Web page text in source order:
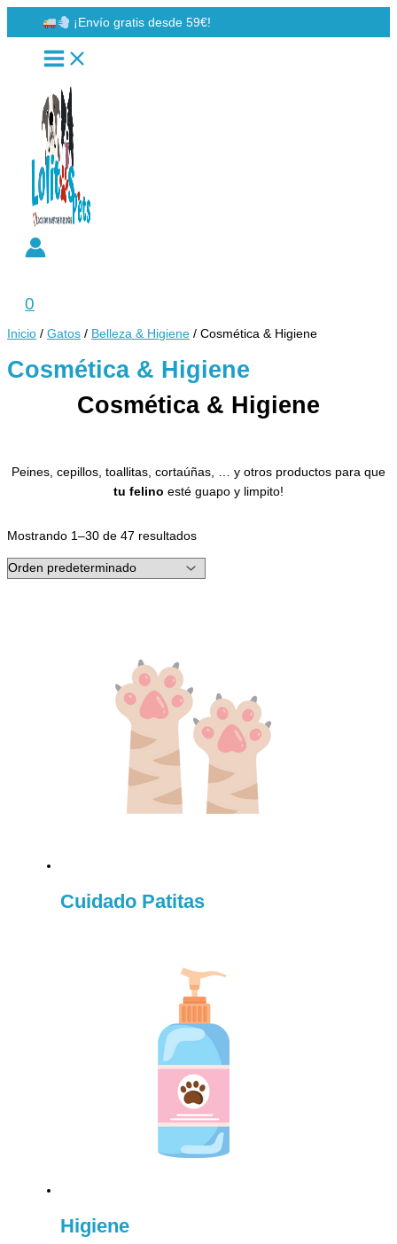
al
contenido
¡Envío gratis desde 59€!
0
Inicio / Gatos / Belleza & Higiene / Cosmética & Higiene
Cosmética & Higiene
Cosmética & Higiene
Peines, cepillos, toallitas, cortaúñas, … y otros productos para que
tu felino esté guapo y limpito!
Mostrando 1–30 de 47 resultados
Cuidado Patitas
Higiene